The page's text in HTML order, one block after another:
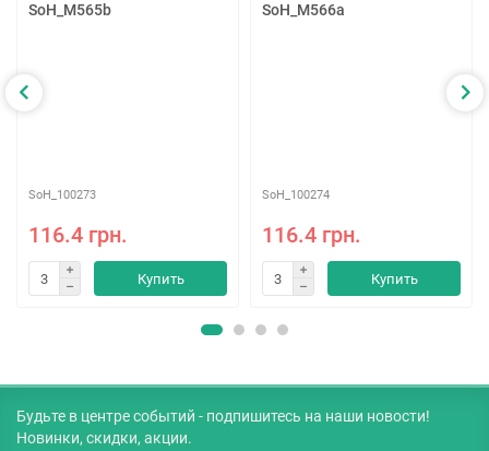
SoH_M565b
SoH_100273
116.4 грн.
Купить
SoH_M566a
SoH_100274
116.4 грн.
Купить
Будьте в центре событий - подпишитесь на наши новости!
Новинки, скидки, акции.